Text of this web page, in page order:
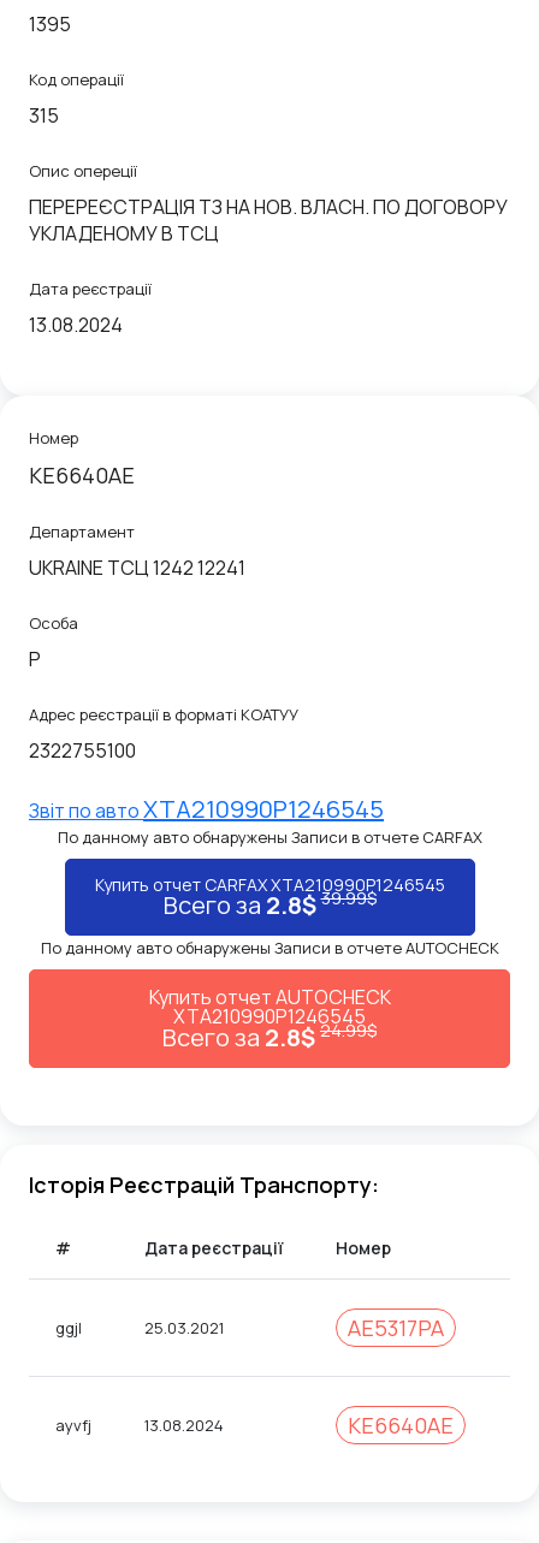
1395
Код операції
315
Опис опереції
ПЕРЕРЕЄСТРАЦІЯ ТЗ НА НОВ. ВЛАСН. ПО ДОГОВОРУ
УКЛАДЕНОМУ В ТСЦ
Дата реєстрації
13.08.2024
Номер
KE6640AE
Департамент
UKRAINE ТСЦ 1242 12241
Особа
P
Адрес реєстрації в форматі КОАТУУ
2322755100
Звiт по автоXTA210990P1246545
По данному авто обнаружены Записи в отчете CARFAX
Купить отчет CARFAX XTA210990P1246545
Всего за 2.8$39.99$
По данному авто обнаружены Записи в отчете AUTOCHECK
Купить отчет AUTOCHECK
XTA210990P1246545
Всего за 2.8$24.99$
Історія Реєстрацій Транспорту:
# Дата реєстрації Номер
ggjl 25.03.2021 AE5317PA
ayvfj 13.08.2024 KE6640AE